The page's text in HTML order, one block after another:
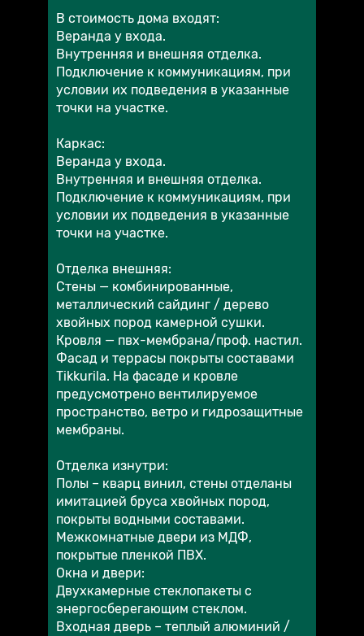
В стоимость дома входят:
Веранда у входа.
Внутренняя и внешняя отделка.
Подключение к коммуникациям, при
условии их подведения в указанные
точки на участке.
Каркас:
Веранда у входа.
Внутренняя и внешняя отделка.
Подключение к коммуникациям, при
условии их подведения в указанные
точки на участке.
Отделка внешняя:
Стены — комбинированные,
металлический сайдинг / дерево
хвойных пород камерной сушки.
Кровля — пвх-мембрана/проф. настил.
Фасад и террасы покрыты составами
Tikkurila. На фасаде и кровле
предусмотрено вентилируемое
пространство, ветро и гидрозащитные
мембраны.
Отделка изнутри:
Полы – кварц винил, стены отделаны
имитацией бруса хвойных пород,
покрыты водными составами.
Межкомнатные двери из МДФ,
покрытые пленкой ПВХ.
Окна и двери:
Двухкамерные стеклопакеты с
энергосберегающим стеклом.
Входная дверь – теплый алюминий /